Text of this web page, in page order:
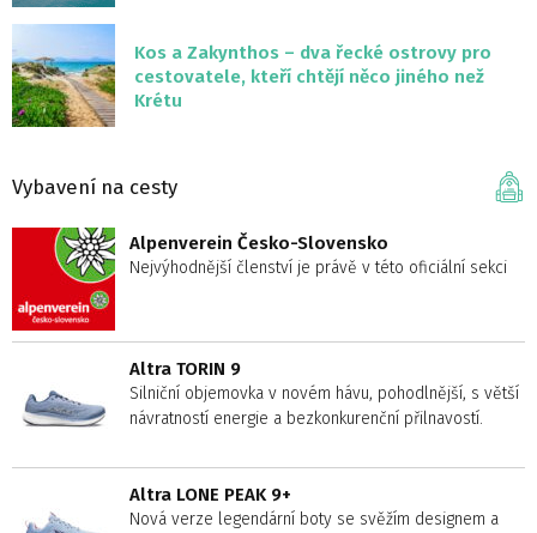
Kos a Zakynthos – dva řecké ostrovy pro
cestovatele, kteří chtějí něco jiného než
Krétu
Vybavení na cesty
Alpenverein Česko-Slovensko
Nejvýhodnější členství je právě v této oficiální sekci
Altra TORIN 9
Silniční objemovka v novém hávu, pohodlnější, s větší
návratností energie a bezkonkurenční přilnavostí.
Altra LONE PEAK 9+
Nová verze legendární boty se svěžím designem a